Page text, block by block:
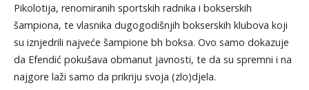
Pikolotija, renomiranih sportskih radnika i bokserskih
šampiona, te vlasnika dugogodišnjih bokserskih klubova koji
su iznjedrili najveće šampione bh boksa. Ovo samo dokazuje
da Efendić pokušava obmanut javnosti, te da su spremni i na
najgore laži samo da prikriju svoja (zlo)djela.